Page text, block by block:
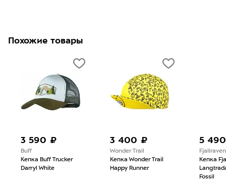
Похожие товары
3 590 ₽
Buff
Кепка Buff Trucker
Darryl White
3 400 ₽
Wonder Trail
Кепка Wonder Trail
Happy Runner
5
Fjallraven
Кепка
Fossil